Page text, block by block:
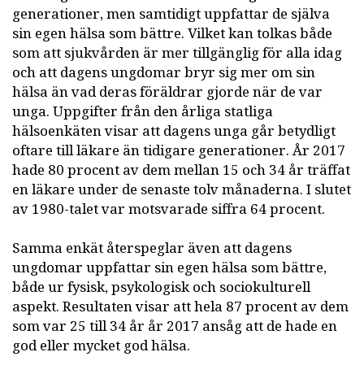
generationer, men samtidigt uppfattar de själva
sin egen hälsa som bättre. Vilket kan tolkas både
som att sjukvården är mer tillgänglig för alla idag
och att dagens ungdomar bryr sig mer om sin
hälsa än vad deras föräldrar gjorde när de var
unga. Uppgifter från den årliga statliga
hälsoenkäten visar att dagens unga går betydligt
oftare till läkare än tidigare generationer. År 2017
hade 80 procent av dem mellan 15 och 34 år träffat
en läkare under de senaste tolv månaderna. I slutet
av 1980-talet var motsvarade siffra 64 procent.
Samma enkät återspeglar även att dagens
ungdomar uppfattar sin egen hälsa som bättre,
både ur fysisk, psykologisk och sociokulturell
aspekt. Resultaten visar att hela 87 procent av dem
som var 25 till 34 år år 2017 ansåg att de hade en
god eller mycket god hälsa.